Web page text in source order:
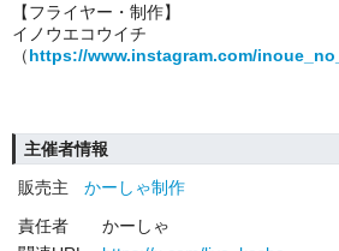
【フライヤー・制作】
イノウエコウイチ
（https://www.instagram.com/
主催者情報
販売主
かーしゃ制作
責任者
かーしゃ